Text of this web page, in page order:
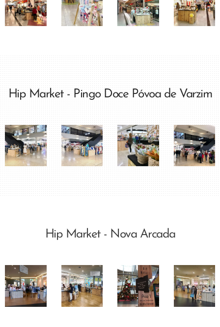
Hip Market - Pingo Doce Póvoa de Varzim
Hip Market - Nova Arcada